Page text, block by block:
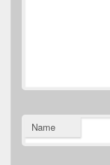
Name